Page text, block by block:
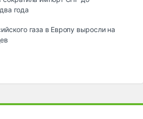
года
газа в Европу выросли на